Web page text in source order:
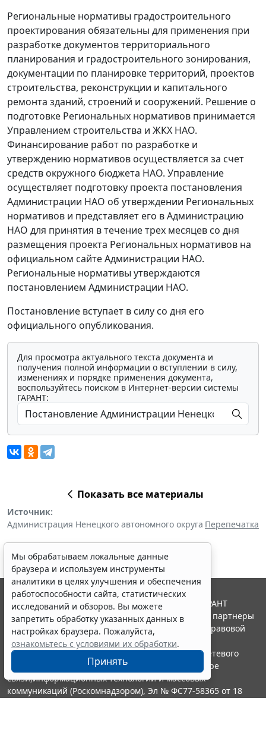
Региональные нормативы градостроительного
проектирования обязательны для применения при
разработке документов территориального
планирования и градостроительного зонирования,
документации по планировке территорий, проектов
строительства, реконструкции и капитального
ремонта зданий, строений и сооружений. Решение о
подготовке Региональных нормативов принимается
Управлением строительства и ЖКХ НАО.
Финансирование работ по разработке и
утверждению нормативов осуществляется за счет
средств окружного бюджета НАО. Управление
осуществляет подготовку проекта постановления
Администрации НАО об утверждении Региональных
нормативов и представляет его в Администрацию
НАО для принятия в течение трех месяцев со дня
размещения проекта Региональных нормативов на
официальном сайте Администрации НАО.
Региональные нормативы утверждаются
постановлением Администрации НАО.
Постановление вступает в силу со дня его
официального опубликования.
Для просмотра актуального текста документа и
получения полной информации о вступлении в силу,
изменениях и порядке применения документа,
воспользуйтесь поиском в Интернет-версии системы
ГАРАНТ:
Показать все материалы
Источник:
Администрация Ненецкого автономного округа Перепечатка
Мы обрабатываем локальные данные
браузера и используем инструменты
аналитики в целях улучшения и обеспечения
работоспособности сайта, статистических
исследований и обзоров. Вы можете
запретить обработку указанных данных в
настройках браузера. Пожалуйста,
ознакомьтесь с условиями их обработки.
Принять
© ООО "НПП "ГАРАНТ-СЕРВИС", 2026. Система ГАРАНТ
выпускается с 1990 года. Компания "Гарант" и ее партнеры
являются участниками Российской ассоциации правовой
информации ГАРАНТ.
Портал ГАРАНТ.РУ зарегистрирован в качестве сетевого
издания Федеральной службой по надзору в сфере
связи,информационных технологий и массовых
коммуникаций (Роскомнадзором), Эл № ФС77-58365 от 18